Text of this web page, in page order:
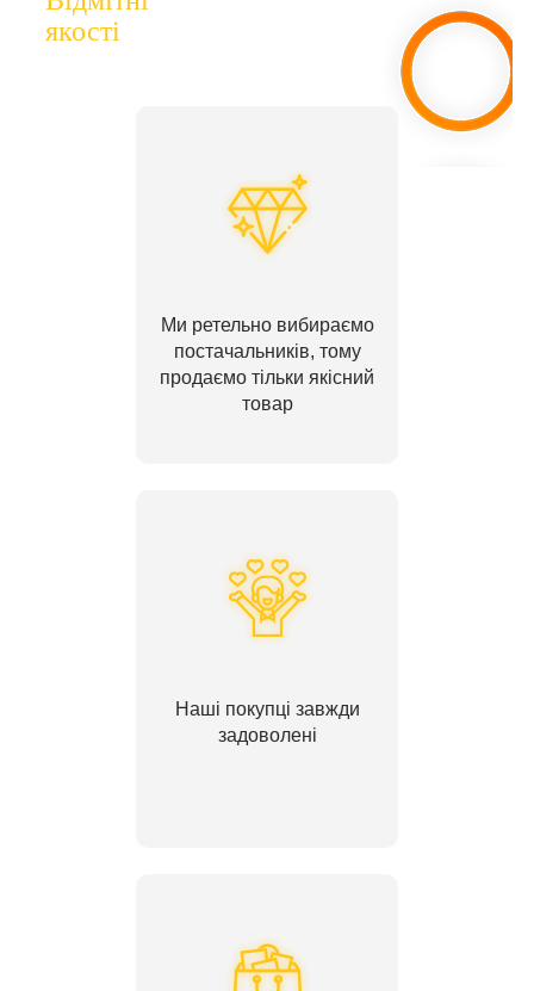
якості
Ми ретельно вибираємо
постачальників, тому
продаємо тільки якісний
товар
Наші покупці завжди
задоволені